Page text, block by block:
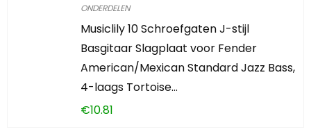
ONDERDELEN
Musiclily 10 Schroefgaten J-stijl
Basgitaar Slagplaat voor Fender
American/Mexican Standard Jazz Bass,
4-laags Tortoise…
€10.81